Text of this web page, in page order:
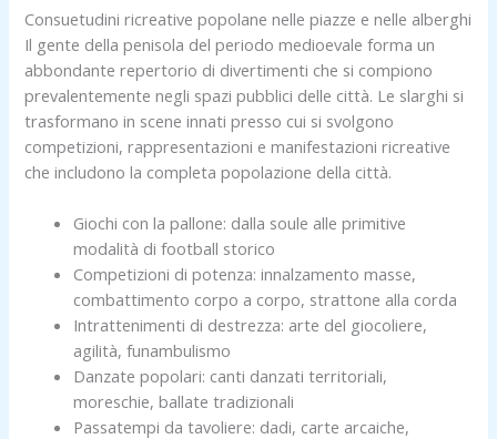
Consuetudini ricreative popolane nelle piazze e nelle alberghi
Il gente della penisola del periodo medioevale forma un
abbondante repertorio di divertimenti che si compiono
prevalentemente negli spazi pubblici delle città. Le slarghi si
trasformano in scene innati presso cui si svolgono
competizioni, rappresentazioni e manifestazioni ricreative
che includono la completa popolazione della città.
Giochi con la pallone: dalla soule alle primitive
modalità di football storico
Competizioni di potenza: innalzamento masse,
combattimento corpo a corpo, strattone alla corda
Intrattenimenti di destrezza: arte del giocoliere,
agilità, funambulismo
Danzate popolari: canti danzati territoriali,
moreschie, ballate tradizionali
Passatempi da tavoliere: dadi, carte arcaiche,